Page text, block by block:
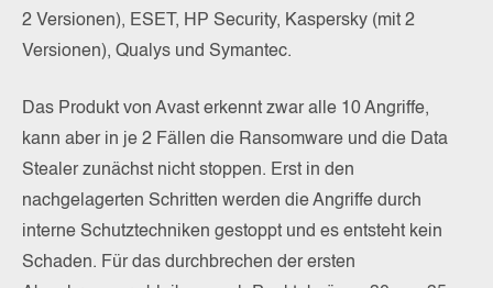
2 Versionen), ESET, HP Security, Kaspersky (mit 2
Versionen), Qualys und Symantec.
Das Produkt von Avast erkennt zwar alle 10 Angriffe,
kann aber in je 2 Fällen die Ransomware und die Data
Stealer zunächst nicht stoppen. Erst in den
nachgelagerten Schritten werden die Angriffe durch
interne Schutztechniken gestoppt und es entsteht kein
Schaden. Für das durchbrechen der ersten